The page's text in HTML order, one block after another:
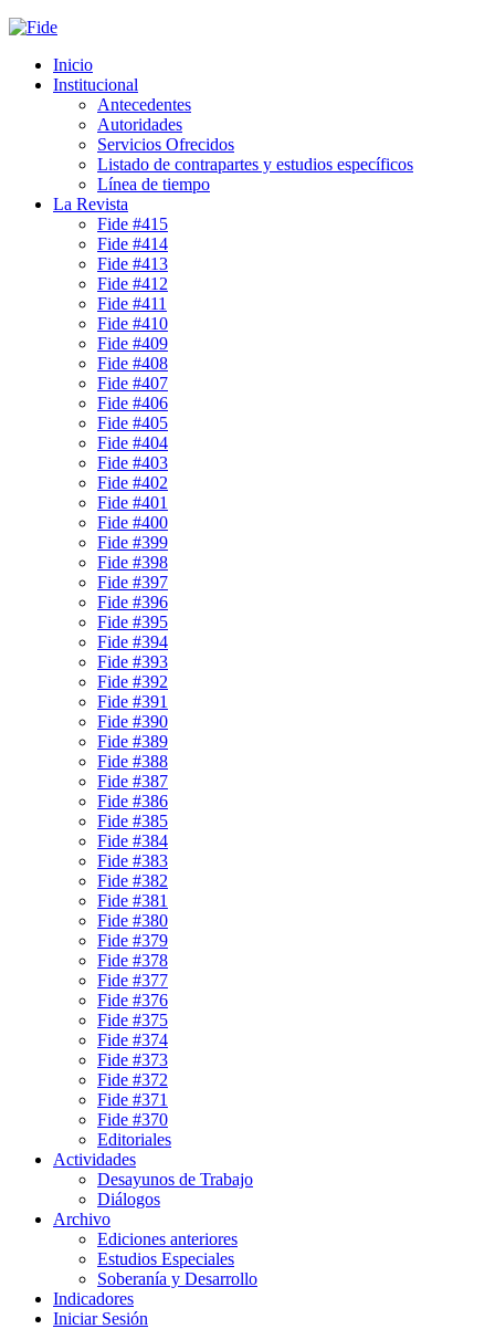
Inicio
Institucional
Antecedentes
Autoridades
Servicios Ofrecidos
Listado de contrapartes y estudios específicos
Línea de tiempo
La Revista
Fide #415
Fide #414
Fide #413
Fide #412
Fide #411
Fide #410
Fide #409
Fide #408
Fide #407
Fide #406
Fide #405
Fide #404
Fide #403
Fide #402
Fide #401
Fide #400
Fide #399
Fide #398
Fide #397
Fide #396
Fide #395
Fide #394
Fide #393
Fide #392
Fide #391
Fide #390
Fide #389
Fide #388
Fide #387
Fide #386
Fide #385
Fide #384
Fide #383
Fide #382
Fide #381
Fide #380
Fide #379
Fide #378
Fide #377
Fide #376
Fide #375
Fide #374
Fide #373
Fide #372
Fide #371
Fide #370
Editoriales
Actividades
Desayunos de Trabajo
Diálogos
Archivo
Ediciones anteriores
Estudios Especiales
Soberanía y Desarrollo
Indicadores
Iniciar Sesión